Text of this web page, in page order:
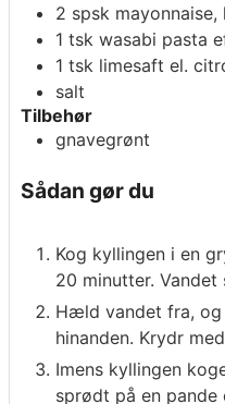
2 spsk mayonnaise,
1 tsk wasabi pasta
1 tsk limesaft el.
salt
Tilbehør
gnavegrønt
Sådan gør du
Kog kyllingen i en
20 minutter.
Hæld vandet fra,
hinanden. Krydr
Imens kyllingen
sprødt på en pande